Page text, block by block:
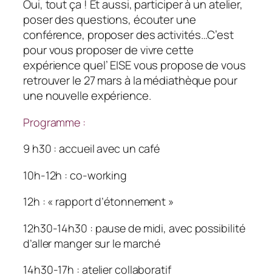
Oui, tout ça ! Et aussi, participer à un atelier,
poser des questions, écouter une
conférence, proposer des activités…C’est
pour vous proposer de vivre cette
expérience quel’ EISE vous propose de vous
retrouver le 27 mars à la médiathèque pour
une nouvelle expérience.
Programme :
9 h30 : accueil avec un café
10h-12h : co-working
12h : « rapport d’étonnement »
12h30-14h30 : pause de midi, avec possibilité
d’aller manger sur le marché
14h30-17h : atelier collaboratif